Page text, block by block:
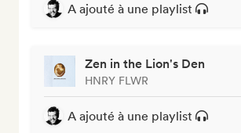
A ajouté à une playlist
Zen in the Lion's Den
HNRY FLWR
A ajouté à une playlist